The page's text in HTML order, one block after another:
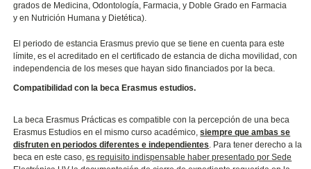
grados de Medicina, Odontología, Farmacia, y Doble Grado en Farmacia
y en Nutrición Humana y Dietética).
El periodo de estancia Erasmus previo que se tiene en cuenta para este
límite, es el acreditado en el certificado de estancia de dicha movilidad, con
independencia de los meses que hayan sido financiados por la beca.
Compatibilidad con la beca Erasmus estudios.
La beca Erasmus Prácticas es compatible con la percepción de una beca
Erasmus Estudios en el mismo curso académico,siempre que ambas se
disfruten en periodos diferentes e independientes. Para tener derecho a la
beca en este caso,es requisito indispensable haber presentado por Sede